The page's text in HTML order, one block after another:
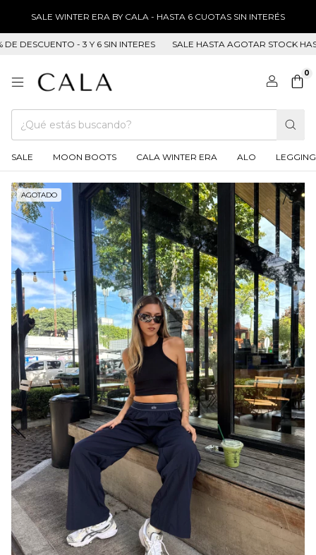
SALE WINTER ERA BY CALA - HASTA 6 CUOTAS SIN INTERÉS
- 3 Y 6 SIN INTERES SALE HASTA AGOTAR STOCK
0
SALE MOON BOOTS CALA WINTER ERA ALO LEGGING
AGOTADO 1/5